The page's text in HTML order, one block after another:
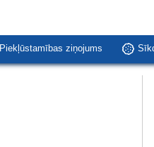
Piekļūstamības ziņojums